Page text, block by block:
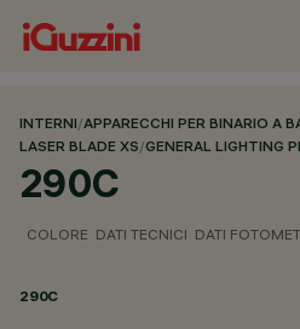
INTERNI/APPARECCHI PER BINARIO A
LASER BLADE XS/GENERAL LIGHTING
290C
COLORE DATI TECNICI DATI
290C